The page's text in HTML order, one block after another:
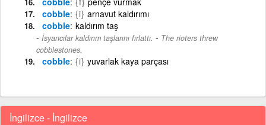
cobble {i} arnavut kaldırımı
cobble kaldırım taş
İsyancılar kaldırım taşlarını fırlattı. - The rioters threw
cobblestones.
cobble {i} yuvarlak kaya parçası
İngilizce - İngilizce